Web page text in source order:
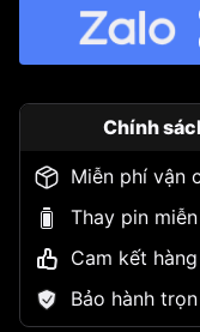
Chính
Miễn phí vận
Thay pin
Cam kết
Bảo hành